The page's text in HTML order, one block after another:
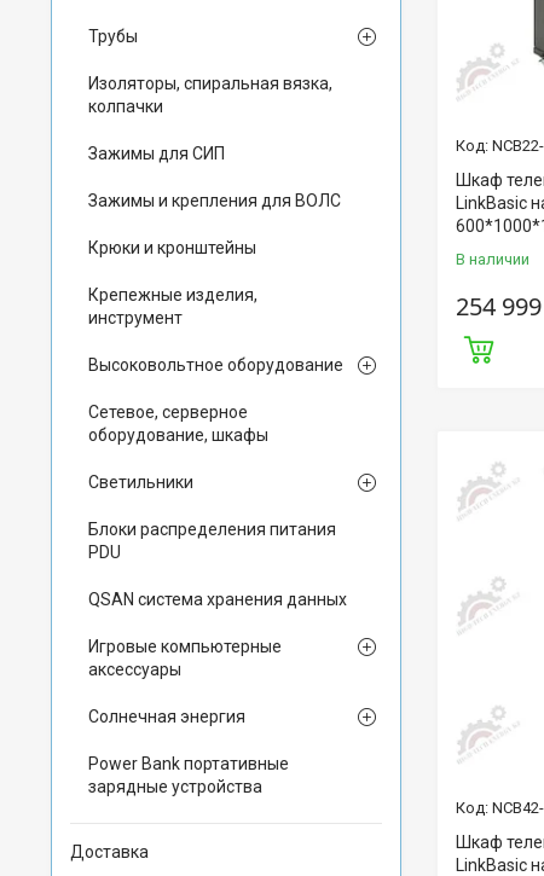
Шкаф
LinkBasic
В наличии
254
Шкаф
LinkBasic
Трубы
Изоляторы, спиральная вязка,
колпачки
Зажимы для СИП
Зажимы и крепления для ВОЛС
Крюки и кронштейны
Крепежные изделия,
инструмент
Высоковольтное оборудование
Сетевое, серверное
оборудование, шкафы
Светильники
Блоки распределения питания
PDU
QSAN система хранения данных
Игровые компьютерные
аксессуары
Солнечная энергия
Power Bank портативные
зарядные устройства
Доставка